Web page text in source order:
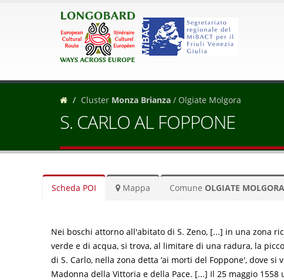
Cluster Monza Brianza / Olgiate Molgora
S. CARLO AL FOPPONE
Scheda POI Mappa Comune OLGIATE MOLGORA
Nei boschi attorno all'abitato di S. Zeno, [...] in una zona
verde e di acqua, si trova, al limitare di una radura, la
di S. Carlo, nella zona detta ‘ai morti del Foppone', dove si
Madonna della Vittoria e della Pace. [...] Il 25 maggio 1558